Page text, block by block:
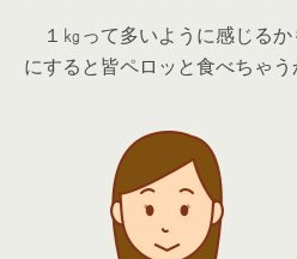
１㎏って多いように感じるか
にすると皆ペロッと食べちゃう